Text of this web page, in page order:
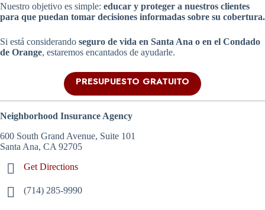
Nuestro objetivo es simple: educar y proteger a nuestros clientes
para que puedan tomar decisiones informadas sobre su cobertura.
Si está considerando seguro de vida en Santa Ana o en el Condado
de Orange, estaremos encantados de ayudarle.
PRESUPUESTO GRATUITO
Neighborhood Insurance Agency
600 South Grand Avenue, Suite 101
Santa Ana, CA 92705
Get Directions
(714) 285-9990